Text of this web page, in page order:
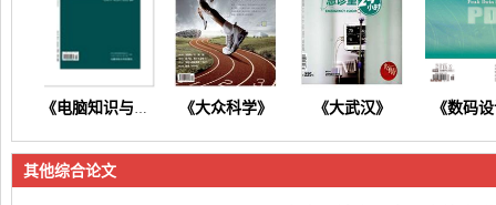
《电脑知识与技术》 《大众科学》 《大武汉》 《数码
其他综合论文